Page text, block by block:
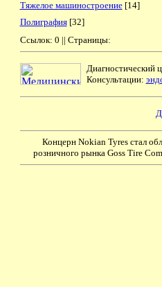
Тяжелое машиностроение[14]
Полиграфия[32]
Ссылок: 0 || Страницы:
Консультации:
Концерн Nokian Tyres стал
розничного рынка Goss Tire